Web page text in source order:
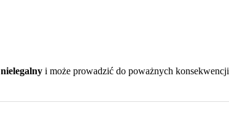
nielegalnyi może prowadzić do poważnych